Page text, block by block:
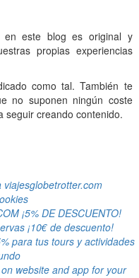
en este blog es original y
propias experiencias
como tal. También te
no suponen ningún coste
seguir creando contenido.
viajesglobetrotter.com
¡5% DE DESCUENTO!
¡10€ de descuento!
para tus tours y actividades
website and app for your